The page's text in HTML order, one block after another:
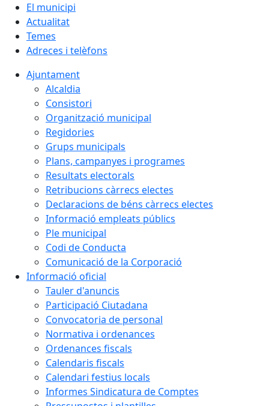
El municipi
Actualitat
Temes
Adreces i telèfons
Ajuntament
Alcaldia
Consistori
Organització municipal
Regidories
Grups municipals
Plans, campanyes i programes
Resultats electorals
Retribucions càrrecs electes
Declaracions de béns càrrecs electes
Informació empleats públics
Ple municipal
Codi de Conducta
Comunicació de la Corporació
Informació oficial
Tauler d'anuncis
Participació Ciutadana
Convocatoria de personal
Normativa i ordenances
Ordenances fiscals
Calendaris fiscals
Calendari festius locals
Informes Sindicatura de Comptes